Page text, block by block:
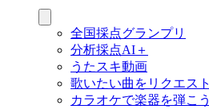
全国採点グランプリ
分析採点AI＋
うたスキ動画
歌いたい曲をリクエスト
カラオケで楽器を弾こう